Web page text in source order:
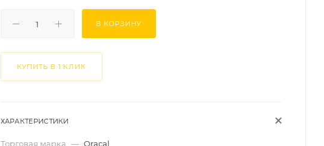
В КОРЗИНУ
КУПИТЬ В 1 КЛИК
ХАРАКТЕРИСТИКИ
Торговая марка — Oracal